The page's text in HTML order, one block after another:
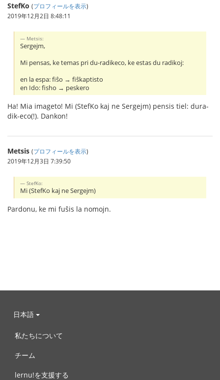
StefKo (プロフィールを表示)
2019年12月2日 8:48:11
Metsis:
Sergejm,
Mi pensas, ke temas pri du-radikeco, ke estas du radikoj:
en la espa: fiŝo → fiŝkaptisto
en Ido: fisho → peskero
Ha! Mia imageto! Mi (StefKo kaj ne Sergejm) pensis tiel: dura-
dik-eco(!). Dankon!
Metsis (プロフィールを表示)
2019年12月3日 7:39:50
StefKo:
Mi (StefKo kaj ne Sergejm)
Pardonu, ke mi fuŝis la nomojn.
日本語
私たちについて
チーム
lernu!を支援する